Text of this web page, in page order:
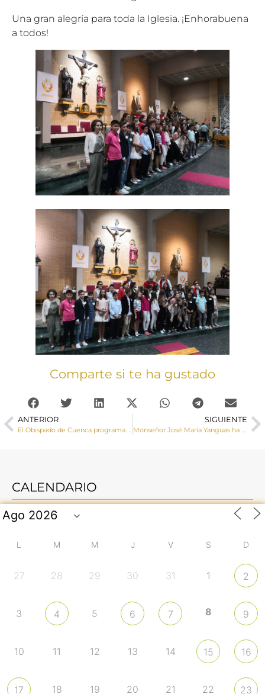
Una gran alegría para toda la Iglesia. ¡Enhorabuena
a todos!
Comparte si te ha gustado
ANTERIOR SIGUIENTE
CALENDARIO
L M M J V S D
27 28 29 30 31 1 2
3 4 5 6 7 8 9
10 11 12 13 14 15 16
17 18 19 20 21 22 23